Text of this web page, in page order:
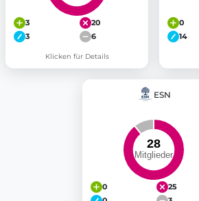
3
20
3
6
Klicken für Details
0
14
ESN
0
25